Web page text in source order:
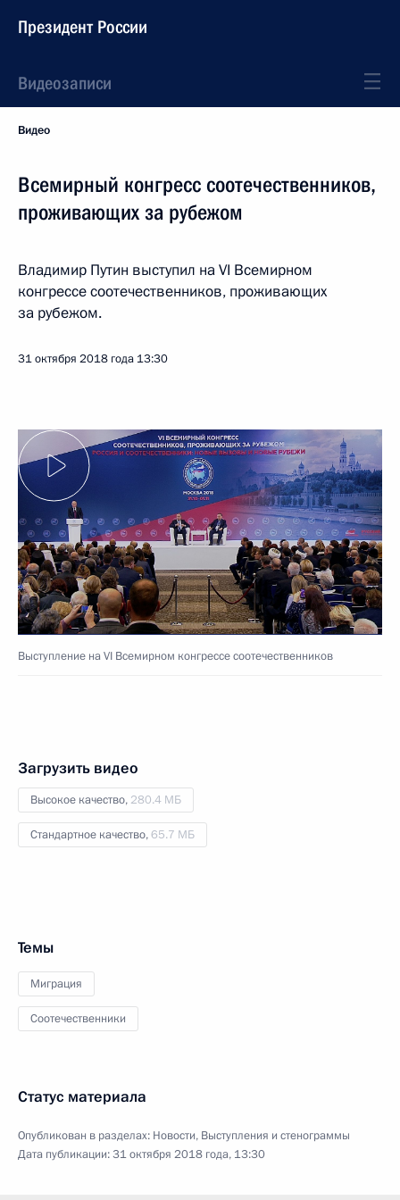
Президент России
Видеозаписи
Видео
Всемирный конгресс соотечественников,
проживающих за рубежом
Владимир Путин выступил на VI Всемирном
конгрессе соотечественников, проживающих
за рубежом.
31 октября 2018 года 13:30
Выступление на VI Всемирном конгрессе соотечественников
Загрузить видео
Высокое качество, 280.4 МБ
Стандартное качество,65.7 МБ
Темы
Миграция
Соотечественники
Статус материала
Опубликован в разделах: Новости, Выступления и стенограммы
Дата публикации:31 октября 2018 года, 13:30